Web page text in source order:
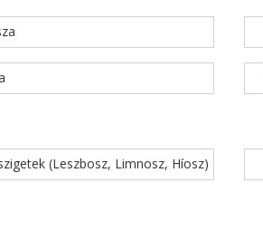
(Leszbosz, Limnosz, Híosz)